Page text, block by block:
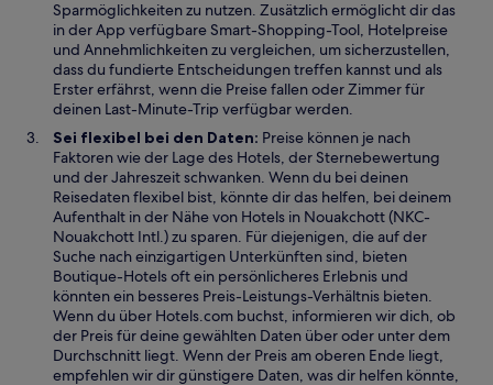
Sparmöglichkeiten zu nutzen. Zusätzlich ermöglicht dir das
in der App verfügbare Smart-Shopping-Tool, Hotelpreise
und Annehmlichkeiten zu vergleichen, um sicherzustellen,
dass du fundierte Entscheidungen treffen kannst und als
Erster erfährst, wenn die Preise fallen oder Zimmer für
deinen Last-Minute-Trip verfügbar werden.
Sei flexibel bei den Daten: Preise können je nach
Faktoren wie der Lage des Hotels, der Sternebewertung
und der Jahreszeit schwanken. Wenn du bei deinen
Reisedaten flexibel bist, könnte dir das helfen, bei deinem
Aufenthalt in der Nähe von Hotels in Nouakchott (NKC-
Nouakchott Intl.) zu sparen. Für diejenigen, die auf der
Suche nach einzigartigen Unterkünften sind, bieten
Boutique-Hotels oft ein persönlicheres Erlebnis und
könnten ein besseres Preis-Leistungs-Verhältnis bieten.
Wenn du über Hotels.com buchst, informieren wir dich, ob
der Preis für deine gewählten Daten über oder unter dem
Durchschnitt liegt. Wenn der Preis am oberen Ende liegt,
empfehlen wir dir günstigere Daten, was dir helfen könnte,